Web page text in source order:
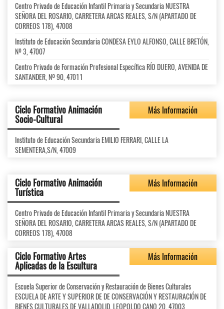
Centro Privado de Educación Infantil Primaria y Secundaria NUESTRA
SEÑORA DEL ROSARIO, CARRETERA ARCAS REALES, S/N (APARTADO DE
CORREOS 178), 47008
Instituto de Educación Secundaria CONDESA EYLO ALFONSO, CALLE BRETÓN,
Nº 3, 47007
Centro Privado de Formación Profesional Específica RÍO DUERO, AVENIDA DE
SANTANDER, Nº 90, 47011
Ciclo Formativo Animación
Socio-Cultural
Más Información
Instituto de Educación Secundaria EMILIO FERRARI, CALLE LA
SEMENTERA,S/N, 47009
Ciclo Formativo Animación
Turística
Más Información
Centro Privado de Educación Infantil Primaria y Secundaria NUESTRA
SEÑORA DEL ROSARIO, CARRETERA ARCAS REALES, S/N (APARTADO DE
CORREOS 178), 47008
Ciclo Formativo Artes
Aplicadas de la Escultura
Más Información
Escuela Superior de Conservación y Restauración de Bienes Culturales
ESCUELA DE ARTE Y SUPERIOR DE DE CONSERVACIÓN Y RESTAURACIÓN DE
BIENES CULTURALES DE VALLADOLID, LEOPOLDO CANO 20, 47003